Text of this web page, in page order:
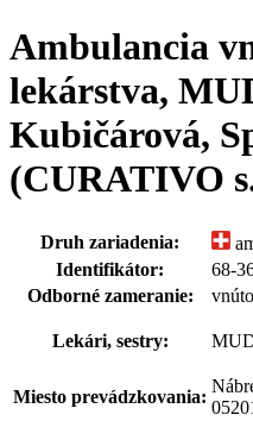
Ambulancia
lekárstva,
Kubičárová,
(CURATIVO
Druh zariadenia:
Identifikátor:
68-
Odborné zameranie:
Lekári, sestry:
Miesto prevádzkovania: